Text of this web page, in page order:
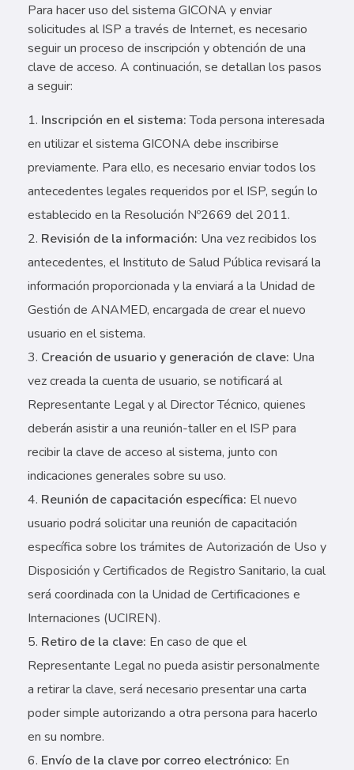
Para hacer uso del sistema GICONA y enviar
solicitudes al ISP a través de Internet, es necesario
seguir un proceso de inscripción y obtención de una
clave de acceso. A continuación, se detallan los pasos
a seguir:
Inscripción en el sistema:Toda persona interesada
en utilizar el sistema GICONA debe inscribirse
previamente. Para ello, es necesario enviar todos los
antecedentes legales requeridos por el ISP, según lo
establecido en la Resolución Nº2669 del 2011.
Revisión de la información: Una vez recibidos los
antecedentes, el Instituto de Salud Pública revisará la
información proporcionada y la enviará a la Unidad de
Gestión de ANAMED, encargada de crear el nuevo
usuario en el sistema.
Creación de usuario y generación de clave: Una
vez creada la cuenta de usuario, se notificará al
Representante Legal y al Director Técnico, quienes
deberán asistir a una reunión-taller en el ISP para
recibir la clave de acceso al sistema, junto con
indicaciones generales sobre su uso.
Reunión de capacitación específica: El nuevo
usuario podrá solicitar una reunión de capacitación
específica sobre los trámites de Autorización de Uso y
Disposición y Certificados de Registro Sanitario, la cual
será coordinada con la Unidad de Certificaciones e
Internaciones (UCIREN).
Retiro de la clave: En caso de que el
Representante Legal no pueda asistir personalmente
a retirar la clave, será necesario presentar una carta
poder simple autorizando a otra persona para hacerlo
en su nombre.
Envío de la clave por correo electrónico: En